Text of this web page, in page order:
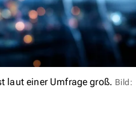
laut einer Umfrage groß. Bild: